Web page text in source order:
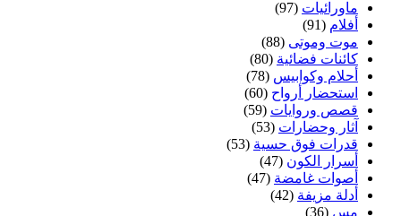
ماورائيات (97)
أفلام (91)
موت وموتى (88)
كائنات فضائية (80)
أحلام وكوابيس (78)
استحضار أرواح (60)
قصص وروايات (59)
آثار وحضارات (53)
قدرات فوق حسية (53)
أسرار الكون (47)
أصوات غامضة (47)
أدلة مزيفة (42)
مس (36)